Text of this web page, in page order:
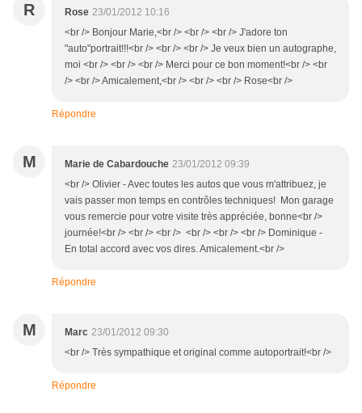
R Rose 23/01/2012 10:16
<br /> Bonjour Marie,<br /> <br /> <br /> J'adore ton
"auto"portrait!!!<br /> <br /> <br /> Je veux bien un autographe,
moi <br /> <br /> <br /> Merci pour ce bon moment!<br /> <br
/> <br /> Amicalement,<br /> <br /> <br /> Rose<br />
Répondre
M Marie de Cabardouche 23/01/2012 09:39
<br /> Olivier - Avec toutes les autos que vous m'attribuez, je
vais passer mon temps en contrôles techniques! Mon garage
vous remercie pour votre visite très appréciée, bonne<br />
journée!<br /> <br /> <br /> <br /> <br /> <br /> Dominique -
En total accord avec vos dires. Amicalement.<br />
Répondre
M Marc 23/01/2012 09:30
<br /> Très sympathique et original comme autoportrait!<br />
Répondre